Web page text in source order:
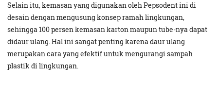
Selain itu, kemasan yang digunakan oleh Pepsodent ini di
desain dengan mengusung konsep ramah lingkungan,
sehingga 100 persen kemasan karton maupun tube-nya dapat
didaur ulang. Hal ini sangat penting karena daur ulang
merupakan cara yang efektif untuk mengurangi sampah
plastik di lingkungan.